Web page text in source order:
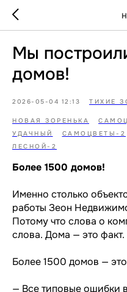
Мы
домов!
2026-05-04 12:13 ТИХИЕ
НОВАЯ ЗОРЕНЬКА
УДАЧНЫЙ
САМОЦВЕТЫ-2
ЛЕСНОЙ-2
Более 1500 домов!
Именно столько
работы Зеон
Потому что слова о
слова. Дома — это факт.
Более 1500 домов — это
— Все типовые ошибки